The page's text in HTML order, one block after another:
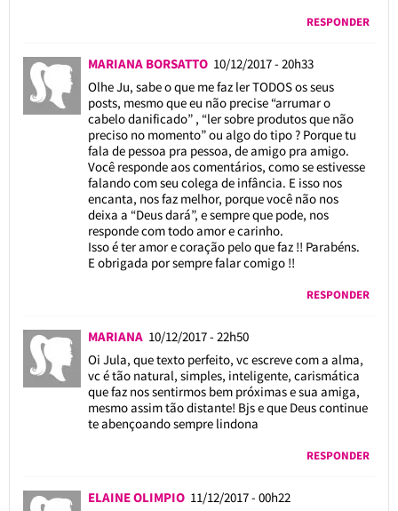
RESPONDER
MARIANA BORSATTO 10/12/2017 - 20h33
Olhe Ju, sabe o que me faz ler TODOS os seus
posts, mesmo que eu não precise “arrumar o
cabelo danificado” , “ler sobre produtos que não
preciso no momento” ou algo do tipo ? Porque tu
fala de pessoa pra pessoa, de amigo pra amigo.
Você responde aos comentários, como se estivesse
falando com seu colega de infância. E isso nos
encanta, nos faz melhor, porque você não nos
deixa a “Deus dará”, e sempre que pode, nos
responde com todo amor e carinho.
Isso é ter amor e coração pelo que faz !! Parabéns.
E obrigada por sempre falar comigo !!
RESPONDER
MARIANA 10/12/2017 - 22h50
Oi Jula, que texto perfeito, vc escreve com a alma,
vc é tão natural, simples, inteligente, carismática
que faz nos sentirmos bem próximas e sua amiga,
mesmo assim tão distante! Bjs e que Deus continue
te abençoando sempre lindona
RESPONDER
ELAINE OLIMPIO 11/12/2017 - 00h22